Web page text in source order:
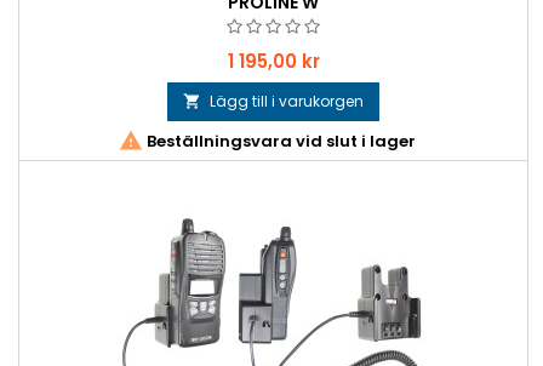
Pris
1 195,00 kr
 Lägg till i varukorgen
 Beställningsvara vid slut i lager